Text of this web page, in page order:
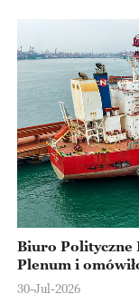
Biuro Polityczne
Plenum i
30-Jul-2026